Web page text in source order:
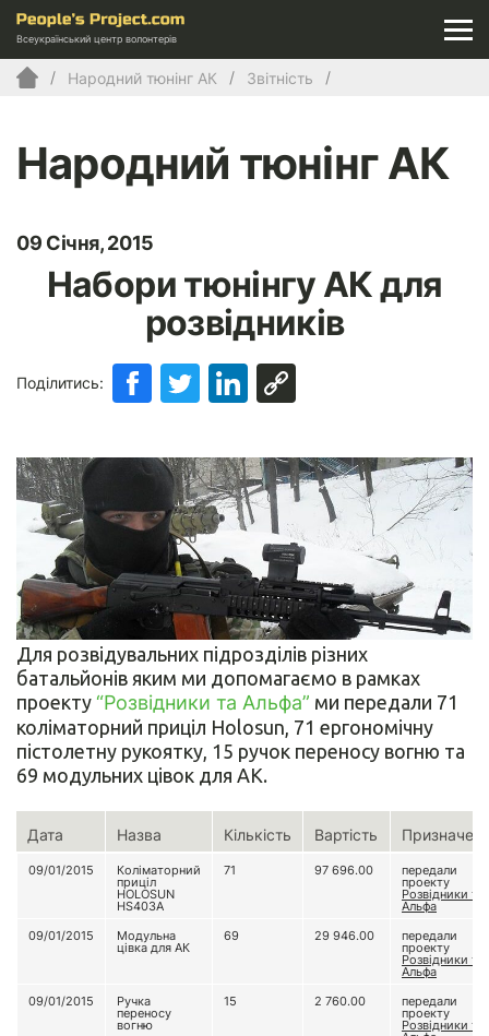
Всеукраїнський центр волонтерів
Народний тюнінг АК Звітність
Народний тюнінг АК
09 Січня, 2015
Набори тюнінгу АК для
розвідників
Поділитись:
Для розвідувальних підрозділів різних
батальйонів яким ми допомагаємо в рамках
проекту “Розвідники та Альфа” ми передали 71
коліматорний приціл Holosun, 71 ергономічну
пістолетну рукоятку, 15 ручок переносу вогню та
69 модульних цівок для АК.
Дата Назва Кількість Вартість
09/01/2015 Коліматорний
приціл
HOLOSUN
HS403A
71 97 696.00 передали
проекту
Розвідники та
Альфа
09/01/2015
Модульна
цівка для АК
69 29 946.00 передали
проекту
Розвідники та
Альфа
09/01/2015
Ручка
переносу
вогню
15 2 760.00 передали
проекту
Розвідники та